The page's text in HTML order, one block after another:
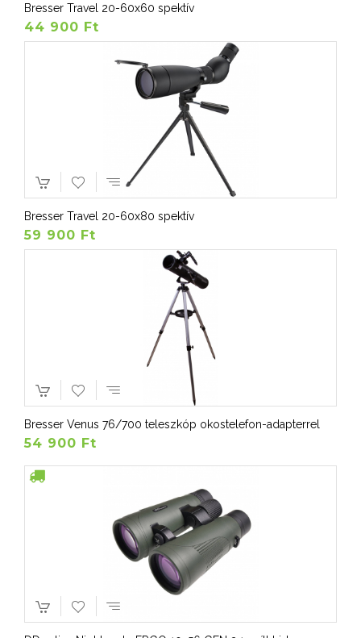
Bresser Travel 20-60x60 spektív
44 900 Ft
Bresser Travel 20-60x80 spektív
59 900 Ft
Bresser Venus 76/700 teleszkóp okostelefon-adapterrel
54 900 Ft